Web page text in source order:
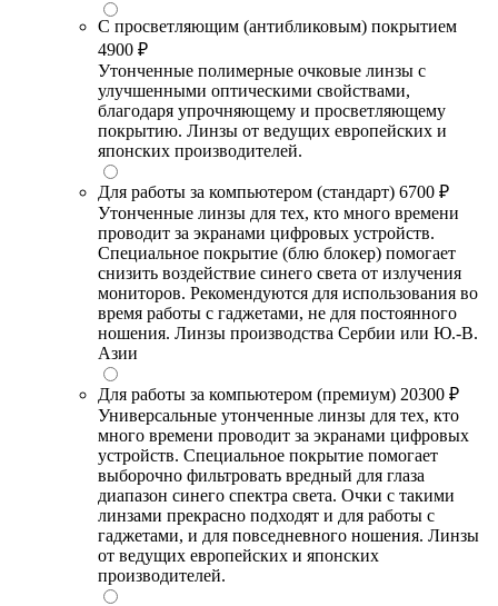
С просветляющим (антибликовым) покрытием
4900 ₽
Утонченные полимерные очковые линзы с
улучшенными оптическими свойствами,
благодаря упрочняющему и просветляющему
покрытию. Линзы от ведущих европейских и
японских производителей.
Для работы за компьютером (стандарт) 6700 ₽
Утонченные линзы для тех, кто много времени
проводит за экранами цифровых устройств.
Специальное покрытие (блю блокер) помогает
снизить воздействие синего света от излучения
мониторов. Рекомендуются для использования во
время работы с гаджетами, не для постоянного
ношения. Линзы производства Сербии или Ю.-В.
Азии
Для работы за компьютером (премиум) 20300 ₽
Универсальные утонченные линзы для тех, кто
много времени проводит за экранами цифровых
устройств. Специальное покрытие помогает
выборочно фильтровать вредный для глаза
диапазон синего спектра света. Очки с такими
линзами прекрасно подходят и для работы с
гаджетами, и для повседневного ношения. Линзы
от ведущих европейских и японских
производителей.